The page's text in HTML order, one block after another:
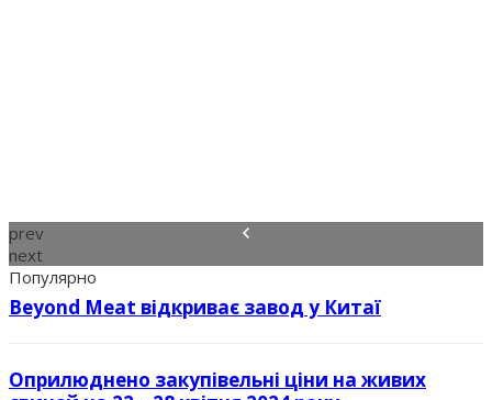
prev
next
Популярно
Beyond Meat відкриває завод у Китаї
Оприлюднено закупівельні ціни на живих